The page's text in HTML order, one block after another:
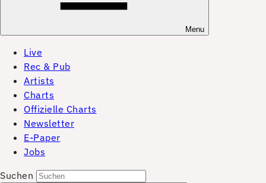
Menu
Live
Rec & Pub
Artists
Charts
Offizielle Charts
Newsletter
E-Paper
Jobs
Suchen